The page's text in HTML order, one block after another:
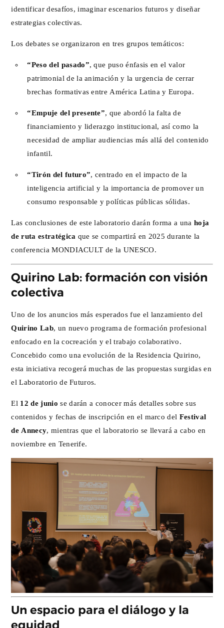
identificar desafíos, imaginar escenarios futuros y diseñar
estrategias colectivas.
Los debates se organizaron en tres grupos temáticos:
“Peso del pasado”, que puso énfasis en el valor
patrimonial de la animación y la urgencia de cerrar
brechas formativas entre América Latina y Europa.
“Empuje del presente”, que abordó la falta de
financiamiento y liderazgo institucional, así como la
necesidad de ampliar audiencias más allá del contenido
infantil.
“Tirón del futuro”, centrado en el impacto de la
inteligencia artificial y la importancia de promover un
consumo responsable y políticas públicas sólidas.
Las conclusiones de este laboratorio darán forma a unahoja
de ruta estratégica que se compartirá en 2025 durante la
conferencia MONDIACULT de la UNESCO.
Quirino Lab: formación con visión
colectiva
Uno de los anuncios más esperados fue el lanzamiento del
Quirino Lab, un nuevo programa de formación profesional
enfocado en la cocreación y el trabajo colaborativo.
Concebido como una evolución de la Residencia Quirino,
esta iniciativa recogerá muchas de las propuestas surgidas en
el Laboratorio de Futuros.
El 12 de junio se darán a conocer más detalles sobre sus
contenidos y fechas de inscripción en el marco del Festival
de Annecy, mientras que el laboratorio se llevará a cabo en
noviembre en Tenerife.
Un espacio para el diálogo y la
equidad